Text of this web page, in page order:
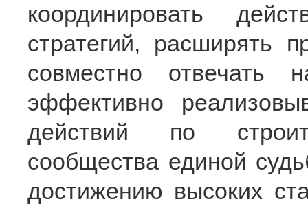
координировать
стратегий, расширять
совместно
эффективно
действий по
сообщества единой
достижению высоких